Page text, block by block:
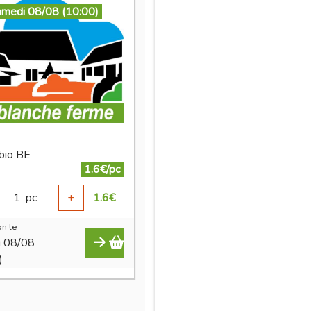
08/08 (10:00)
BE
1.6€/pc
1 pc + 1.6€
le
08/08